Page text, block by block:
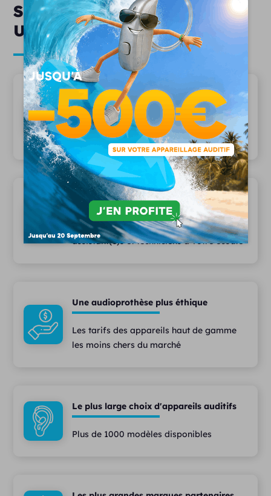
Services & engagements
Unisson
20 ans d'expertise
Depuis 2006, plus 15 000 patients nous
font confiance
Une équipe pluridisciplinaire
Des audioprothésistes diplômés,
assistant(e)s et techniciens à votre écoute
Une audioprothèse plus éthique
Les tarifs des appareils haut de gamme
les moins chers du marché
Le plus large choix d'appareils auditifs
Plus de 1000 modèles disponibles